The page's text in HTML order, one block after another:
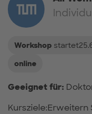
Workshop
online
Geeignet für:
Kursziele:Erweitern